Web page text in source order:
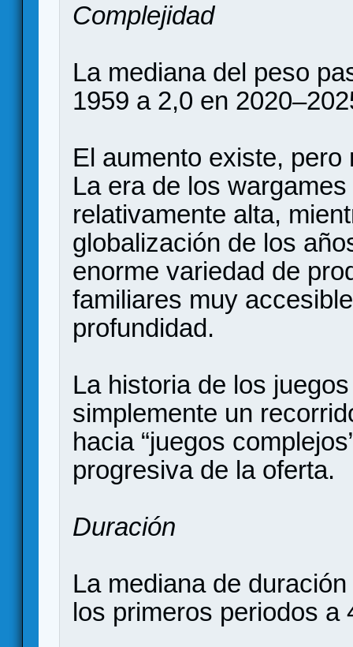
Complejidad
La mediana del peso
1959 a 2,0 en
El aumento existe,
La era de los
relativamente alta,
globalización de los
enorme variedad de
familiares muy
profundidad.
La historia de los
simplemente un
hacia “juegos
progresiva de la oferta.
Duración
La mediana de
los primeros periodos a